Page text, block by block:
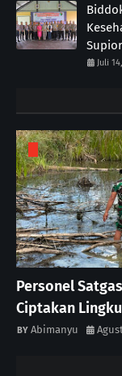
Juli
Personel
Ciptakan
Abimanyu